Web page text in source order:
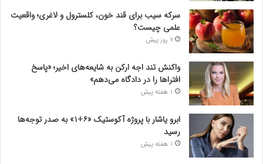
سرکه سیب برای قند خون، کلسترول و لاغری؛ واقعیت
علمی چیست؟
7 روز پیش
واکنش تند اجه ارکن به شایعه‌های اخیر؛ «پاسخ
افتراها را در دادگاه می‌دهم»
1 هفته پیش
ابرو یاشار با پروژه آکوستیک «۶+۱» به صدر توجه‌ها
رسید
1 هفته پیش